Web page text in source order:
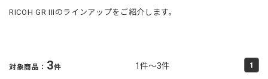
ュ
を
RICOH GR IIIのラインアップをご紹介します。
対象商品： 3件 1件～3件 1